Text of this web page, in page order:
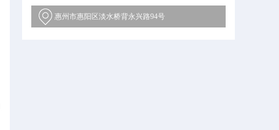
惠州市惠阳区淡水桥背永兴路94号